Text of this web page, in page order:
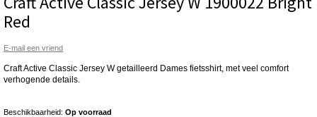
Red
E-mail een vriend
Craft Active Classic Jersey W getailleerd Dames fietsshirt, met veel comfort
verhogende details.
Beschikbaarheid: Op voorraad